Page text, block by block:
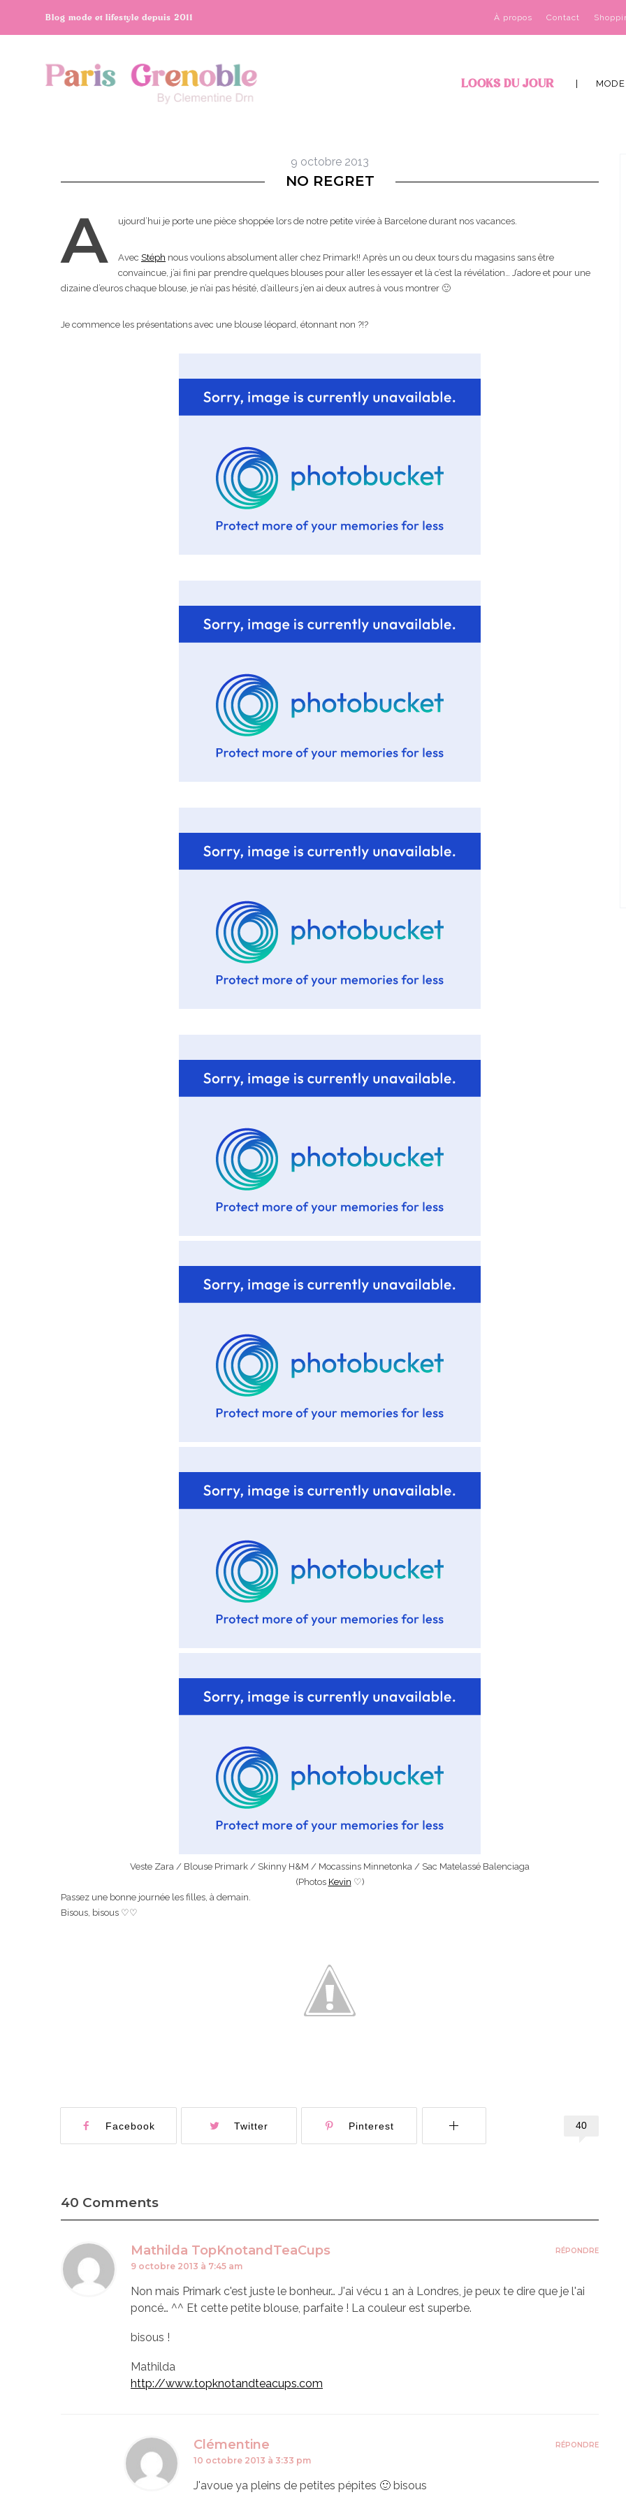
À propos Contact
Blog mode et lifestyle depuis 2011
LOOKS DU JOUR MODE
9 octobre 2013
NO REGRET
A ujourd’hui je porte une pièce shoppée lors de notre petite virée à Barcelone durant nos vacances.
Avec Stéph nous voulions absolument aller chez Primark!! Après un ou deux tours du magasins sans être
convaincue, j’ai fini par prendre quelques blouses pour aller les essayer et là c’est la révélation… J’adore et pour une
dizaine d’euros chaque blouse, je n’ai pas hésité, d’ailleurs j’en ai deux autres à vous montrer 🙂
Je commence les présentations avec une blouse léopard, étonnant non ?!?
Veste Zara / Blouse Primark / Skinny H&M / Mocassins Minnetonka / Sac Matelassé Balenciaga
(Photos Kevin ♡)
Passez une bonne journée les filles, à demain.
Bisous, bisous ♡♡
40
Facebook Twitter Pinterest
40 Comments
Mathilda TopKnotandTeaCups
9 octobre 2013 à 7:45 am
Non mais Primark c'est juste le bonheur… J'ai vécu 1 an à Londres, je peux te dire que je l'ai
poncé… ^^ Et cette petite blouse, parfaite ! La couleur est superbe.
bisous !
Mathilda
http://www.topknotandteacups.com
RÉPONDRE
Clémentine
10 octobre 2013 à 3:33 pm
J'avoue ya pleins de petites pépites 🙂 bisous
RÉPONDRE
Ma rosacée : comment je l’ai
traité
Mon accouchement